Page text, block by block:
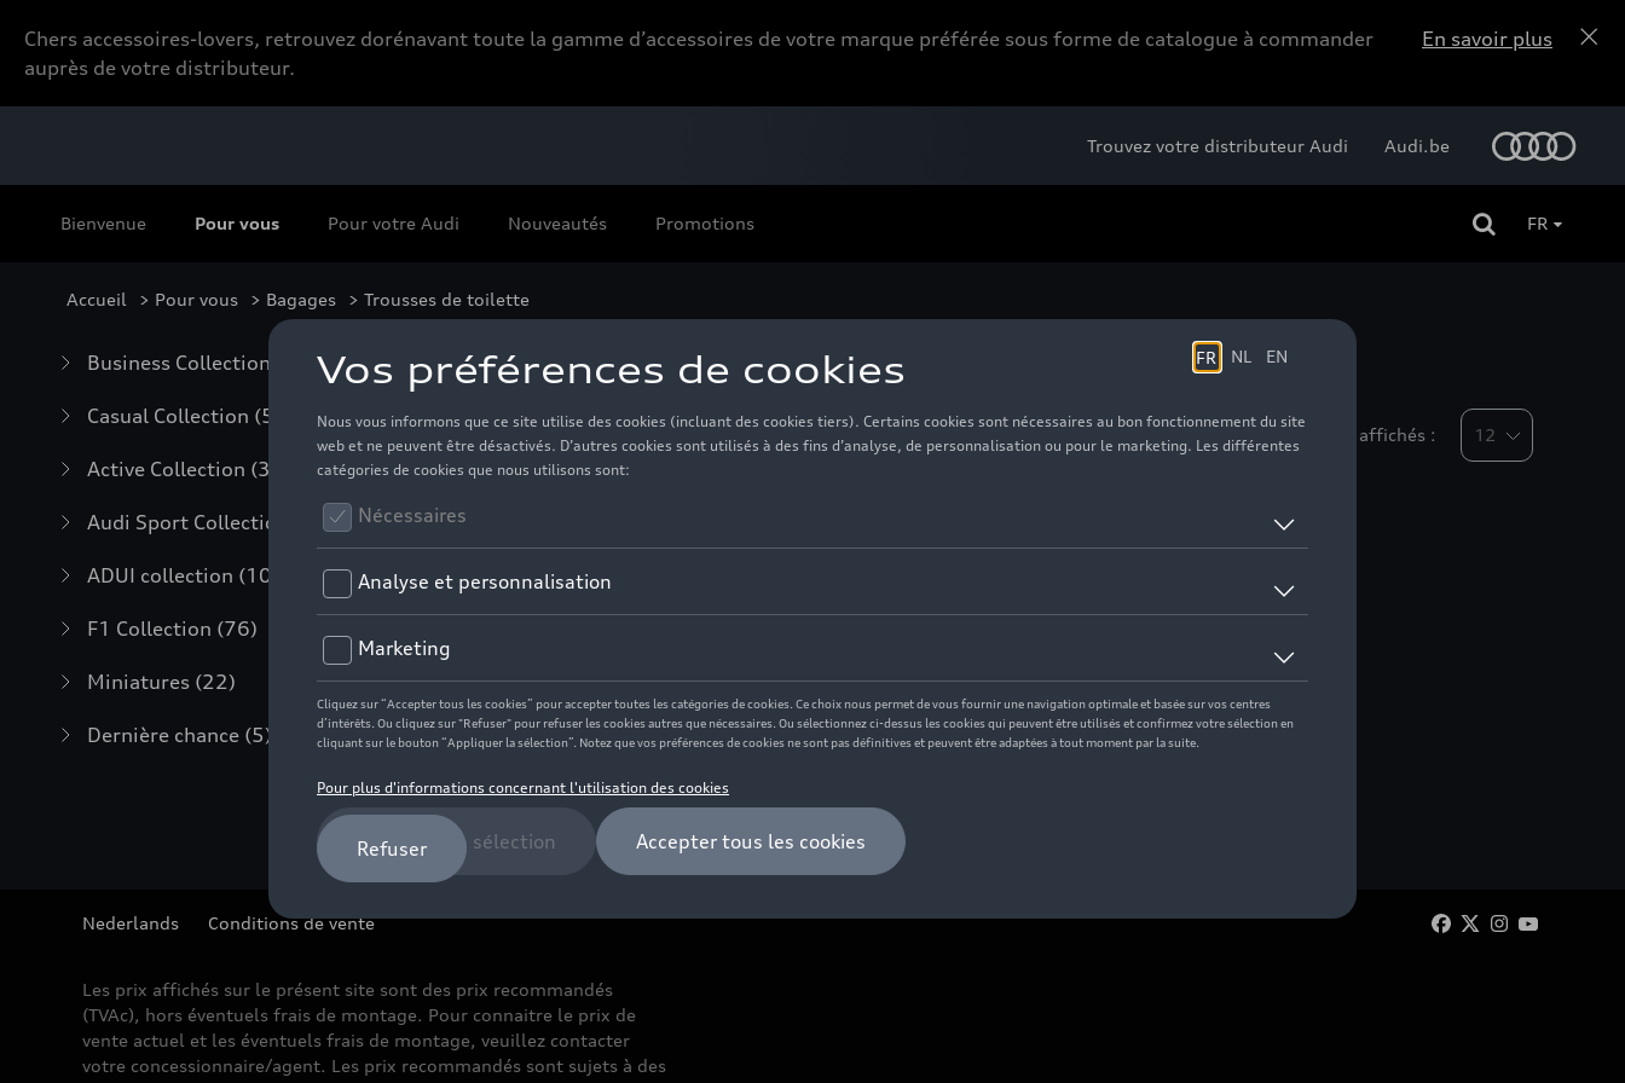
Chers accessoires-lovers, retrouvez dorénavant toute la gamme d’accessoires de votre marque préférée sous forme de catalogue à commander
auprès de votre distributeur.
En savoir plus
Bienvenue Pour vous Pour votre Audi Nouveautés Promotions
Trouvez votre distributeur Audi Audi.be
FR
Accueil > Pour vous > Bagages > Trousses de toilette
Business Collection
Casual Collection (57)
Active Collection (30)
Audi Sport Collection (63)
ADUI collection (10)
F1 Collection (76)
Miniatures (22)
Dernière chance (5)
Trousses de toilette
Nombre d'éléments affichés :
Nederlands Conditions de vente
Les prix affichés sur le présent site sont des prix recommandés
(TVAc), hors éventuels frais de montage. Pour connaitre le prix de
vente actuel et les éventuels frais de montage, veuillez contacter
votre concessionnaire/agent. Les prix recommandés sont sujets à des